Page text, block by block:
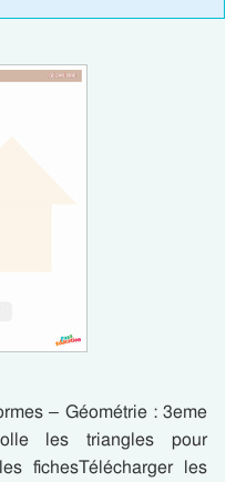
– Géométrie : 3eme
les triangles pour
fichesTélécharger les